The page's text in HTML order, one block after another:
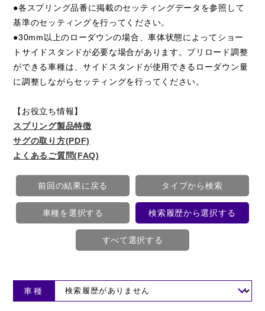
●各スプリング品番に掲載のセッティングデータを参照して
基準のセッティングを行ってください。
●30mm以上のローダウンの場合、車体状態によってショー
トサイドスタンドが必要な場合があります。プリロード調整
ができる車種は、サイドスタンドが使用できるローダウン量
に調整しながらセッティングを行ってください。
【お役立ち情報】
スプリング製品特徴
サグの取り方(PDF)
よくあるご質問(FAQ)
前回の結果に戻る タイプから検索
車種を選択する 検索履歴から選択する
すべて選択する
車種